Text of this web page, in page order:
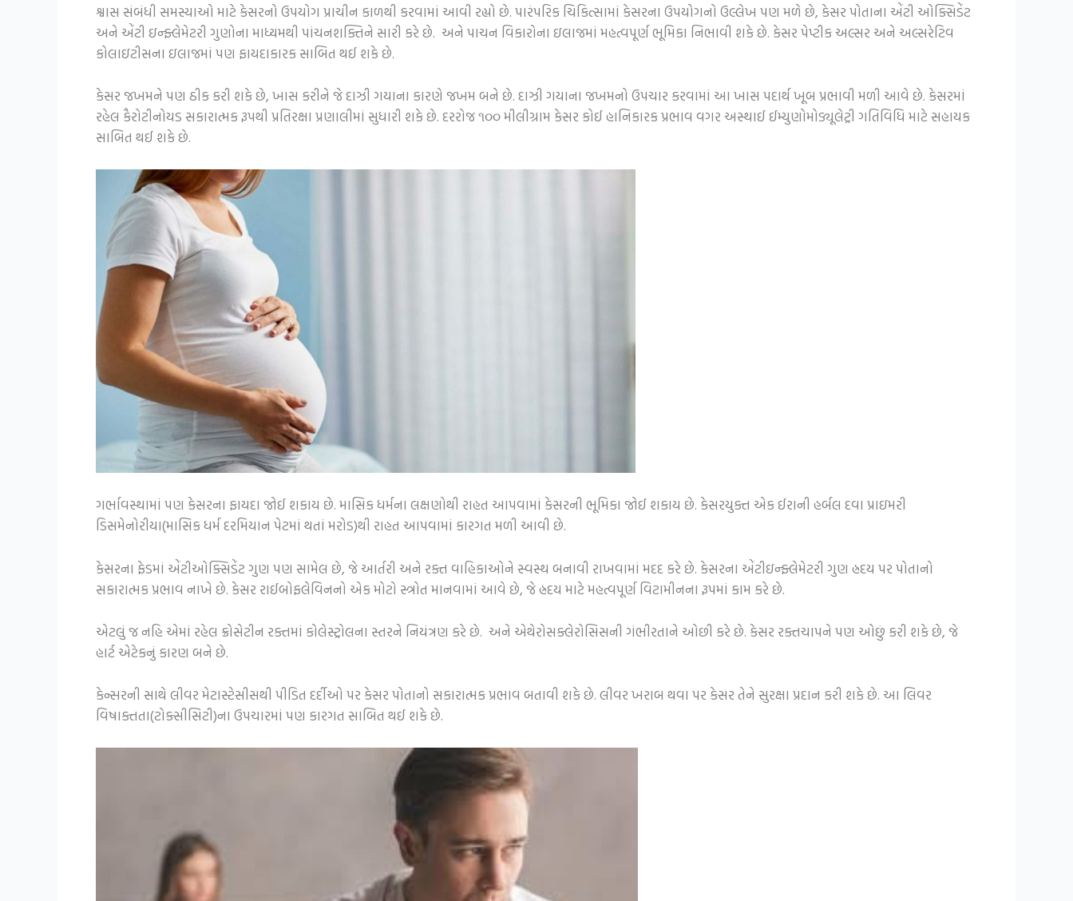
શ્વાસ સંબંધી સમસ્યાઓ માટે કેસરનો ઉપયોગ પ્રાચીન કાળથી કરવામાં આવી રહ્યો છે. પારંપરિક ચિકિત્સામાં કેસરના ઉપયોગનો ઉલ્લેખ પણ મળે છે, કેસર પોતાના એંટી ઓક્સિડેંટ
અને એંટી ઇન્ફ્લેમેટરી ગુણોના માધ્યમથી પાંચનશક્તિને સારી કરે છે. અને પાચન વિકારોના ઇલાજમાં મહત્વપૂર્ણ ભૂમિકા નિભાવી શકે છે. કેસર પેપ્ટીક અલ્સર અને અલ્સરેટિવ
કોલાઇટીસના ઇલાજમાં પણ ફાયદાકારક સાબિત થઈ શકે છે.
કેસર જખમને પણ ઠીક કરી શકે છે, ખાસ કરીને જે દાઝી ગયાના કારણે જખમ બને છે. દાઝી ગયાના જખમનો ઉપચાર કરવામાં આ ખાસ પદાર્થ ખૂબ પ્રભાવી મળી આવે છે. કેસરમાં
રહેલ કૈરોટીનોયડ સકારાત્મક રૂપથી પ્રતિરક્ષા પ્રણાલીમાં સુધારી શકે છે. દરરોજ ૧૦૦ મીલીગ્રામ કેસર કોઈ હાનિકારક પ્રભાવ વગર અસ્થાઈ ઈમ્યુણોમોડ્યૂલેટ્રી ગતિવિધિ માટે સહાયક
સાબિત થઈ શકે છે.
ગર્ભાવસ્થામાં પણ કેસરના ફાયદા જોઈ શકાય છે. માસિક ધર્મના લક્ષણોથી રાહત આપવામાં કેસરની ભૂમિકા જોઈ શકાય છે. કેસરયુક્ત એક ઈરાની હર્બલ દવા પ્રાઇમરી
ડિસમેનોરીયા(માસિક ધર્મ દરમિયાન પેટમાં થતાં મરોડ)થી રાહત આપવામાં કારગત મળી આવી છે.
કેસરના ફેડમાં એંટીઓક્સિડેંટ ગુણ પણ સામેલ છે, જે આર્તરી અને રક્ત વાહિકાઓને સ્વસ્થ બનાવી રાખવામાં મદદ કરે છે. કેસરના એંટીઇન્ફ્લેમેટરી ગુણ હ્રદય પર પોતાનો
સકારાત્મક પ્રભાવ નાખે છે. કેસર રાઈબોફલેવિનનો એક મોટો સ્ત્રોત માનવામાં આવે છે, જે હ્રદય માટે મહત્વપૂર્ણ વિટામીનના રૂપમાં કામ કરે છે.
એટલું જ નહિ એમાં રહેલ ક્રોસેટીન રક્તમાં કોલેસ્ટ્રોલના સ્તરને નિયંત્રણ કરે છે. અને એથેરોસક્લેરોસિસની ગંભીરતાને ઓછી કરે છે. કેસર રક્તચાપને પણ ઓછું કરી શકે છે, જે
હાર્ટ એટેકનું કારણ બને છે.
કેન્સરની સાથે લીવર મેટાસ્ટેસીસથી પીડિત દર્દીઓ પર કેસર પોતાનો સકારાત્મક પ્રભાવ બતાવી શકે છે. લીવર ખરાબ થવા પર કેસર તેને સુરક્ષા પ્રદાન કરી શકે છે. આ લિવર
વિષાક્તતા(ટોક્સીસિટી)ના ઉપચારમાં પણ કારગત સાબિત થઈ શકે છે.